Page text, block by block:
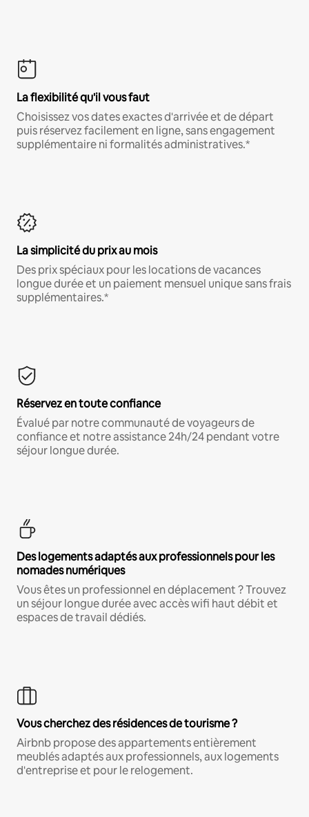
La flexibilité qu'il vous faut
Choisissez vos dates exactes d'arrivée et de départ
puis réservez facilement en ligne, sans engagement
supplémentaire ni formalités administratives.*
La simplicité du prix au mois
Des prix spéciaux pour les locations de vacances
longue durée et un paiement mensuel unique sans frais
supplémentaires.*
Réservez en toute confiance
Évalué par notre communauté de voyageurs de
confiance et notre assistance 24h/24 pendant votre
séjour longue durée.
Des logements adaptés aux professionnels pour les
nomades numériques
Vous êtes un professionnel en déplacement ? Trouvez
un séjour longue durée avec accès wifi haut débit et
espaces de travail dédiés.
Vous cherchez des résidences de tourisme ?
Airbnb propose des appartements entièrement
meublés adaptés aux professionnels, aux logements
d'entreprise et pour le relogement.